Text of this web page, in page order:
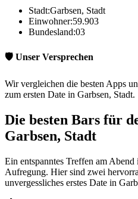
Stadt:Garbsen, Stadt
Einwohner:59.903
Bundesland:03
🛡️ Unser Versprechen
Wir vergleichen die besten Apps
zum ersten Date in Garbsen, Stadt.
Die besten Bars für
Garbsen, Stadt
Ein entspanntes Treffen am
Aufregung. Hier sind zwei
unvergessliches erstes Date in